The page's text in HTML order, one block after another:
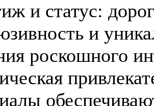
и статус:
и
роскошного